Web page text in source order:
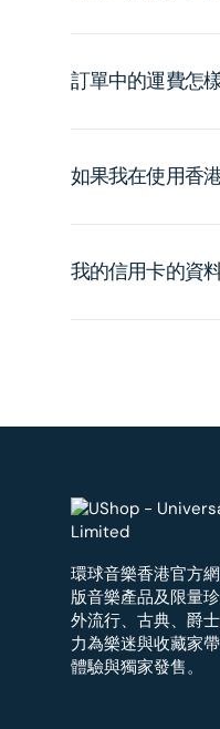
訂單中的運費怎
如果我在使用香
我的信用卡的資
環球音樂香港官方
版音樂產品及限量
外流行、古典、爵
力為樂迷與收藏家
體驗與獨家發售。